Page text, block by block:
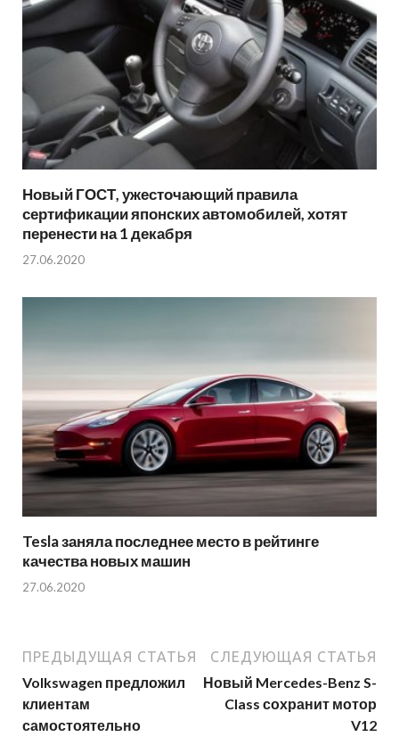
Новый ГОСТ, ужесточающий правила
сертификации японских автомобилей, хотят
перенести на 1 декабря
27.06.2020
Tesla заняла последнее место в рейтинге
качества новых машин
27.06.2020
ПРЕДЫДУЩАЯ СТАТЬЯ
Volkswagen предложил
клиентам
самостоятельно
СЛЕДУЮЩАЯ СТАТЬЯ
Новый Mercedes-Benz S-
Class сохранит мотор
V12